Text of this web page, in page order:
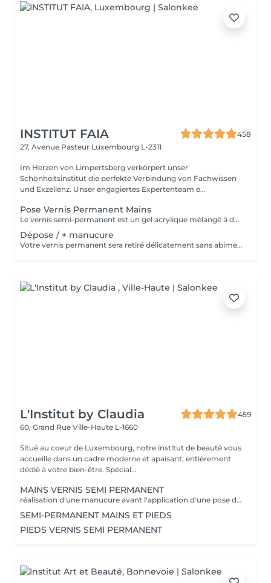
INSTITUT FAIA
458
27, Avenue Pasteur Luxembourg L-2311
Im Herzen von Limpertsberg verkörpert unser
Schönheitsinstitut die perfekte Verbindung von Fachwissen
und Exzellenz. Unser engagiertes Expertenteam e...
Pose Vernis Permanent Mains
Le vernis semi-permanent est un gel acrylique mélangé à du vernis, appliqué sur l'ongle et durci par des UV. Il a la même texture qu'un vernis classique, est aussi liquide et a encore plus de brillance. Il reste impeccable, sans ternir et sans s'écailler.
Dépose / + manucure
Votre vernis permanent sera retiré délicatement sans abimer vos ongles. La manucure est un soin des mains comprenant le limage des ongles, la pousse et la coupe des cuticules, massage avec crème de soin et application d'un vernis transparent si désiré.
L'Institut by Claudia
459
60, Grand Rue Ville-Haute L-1660
Situé au coeur de Luxembourg, notre institut de beauté vous
accueille dans un cadre moderne et apaisant, entièrement
dédié à votre bien-être. Spécial...
MAINS VERNIS SEMI PERMANENT
réalisation d'une manucure avant l'application d'une pose de vernis semi permanent tenue entre 2-3 semaines un supplément sera calculé pour la réalisation d'une french ou décor
SEMI-PERMANENT MAINS ET PIEDS
PIEDS VERNIS SEMI PERMANENT